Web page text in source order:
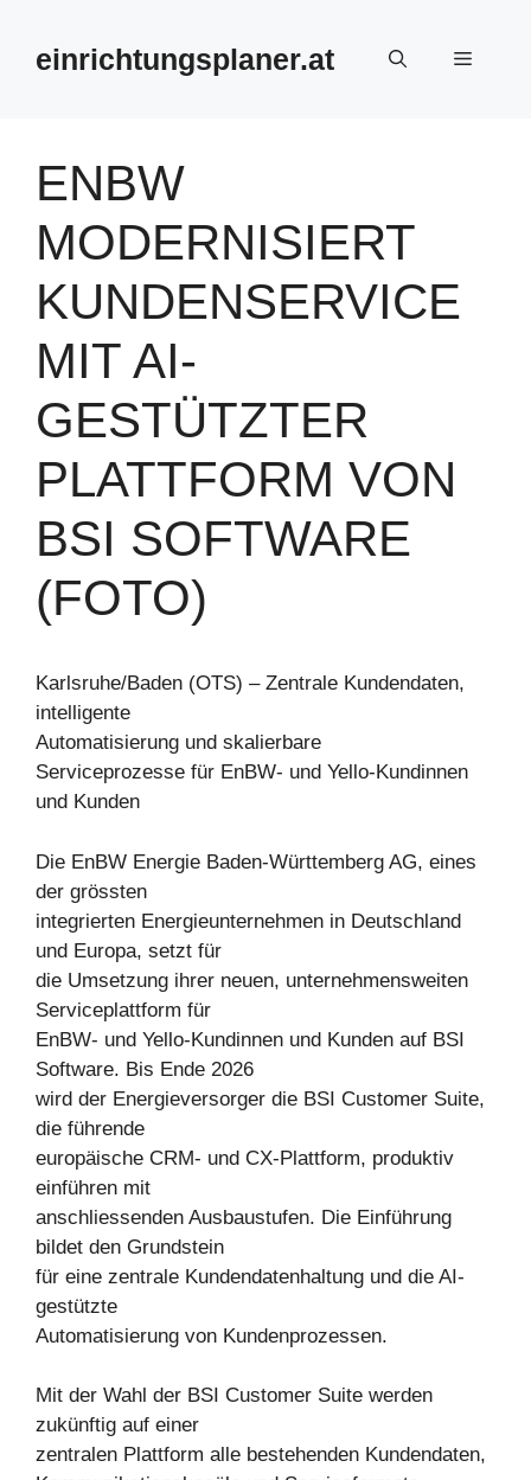
springeneinrichtungsplaner.at Menü
ENBW
MODERNISIERT
KUNDENSERVICE
MIT AI-
GESTÜTZTER
PLATTFORM VON
BSI SOFTWARE
(FOTO)
Karlsruhe/Baden (OTS) – Zentrale Kundendaten,
intelligente
Automatisierung und skalierbare
Serviceprozesse für EnBW- und Yello-Kundinnen
und Kunden
Die EnBW Energie Baden-Württemberg AG, eines
der grössten
integrierten Energieunternehmen in Deutschland
und Europa, setzt für
die Umsetzung ihrer neuen, unternehmensweiten
Serviceplattform für
EnBW- und Yello-Kundinnen und Kunden auf BSI
Software. Bis Ende 2026
wird der Energieversorger die BSI Customer Suite,
die führende
europäische CRM- und CX-Plattform, produktiv
einführen mit
anschliessenden Ausbaustufen. Die Einführung
bildet den Grundstein
für eine zentrale Kundendatenhaltung und die AI-
gestützte
Automatisierung von Kundenprozessen.
Mit der Wahl der BSI Customer Suite werden
zukünftig auf einer
zentralen Plattform alle bestehenden Kundendaten,